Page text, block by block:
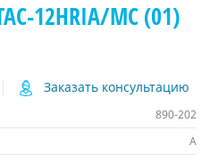
12HRIA/MC (01)
Заказать консультацию
890-202
A